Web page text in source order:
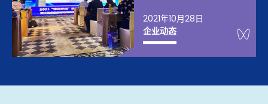
企业动态
2021年10月28日